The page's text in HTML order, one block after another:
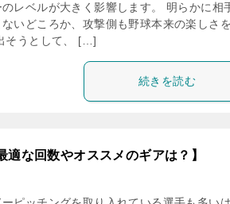
レベルが大きく影響します。 明らかに相
いどころか、攻撃側も野球本来の楽しさ
そうとして、 […]
続きを読む
な回数やオススメのギアは？】